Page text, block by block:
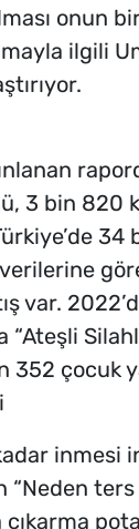
onun
ilgili
3 bin 820
34
verilerine
var.
“Ateşli
352 çocuk
inmesi
ters